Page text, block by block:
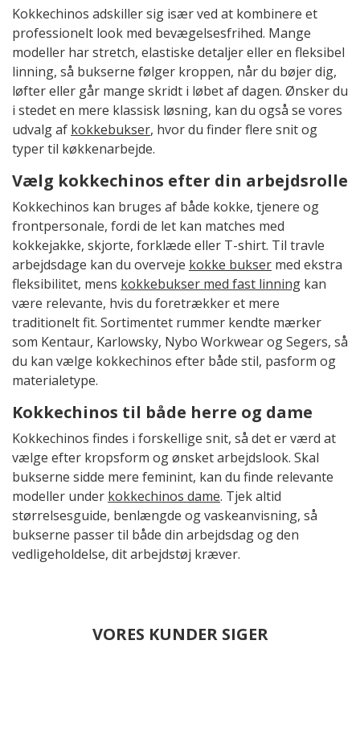
Kokkechinos adskiller sig især ved at kombinere et
professionelt look med bevægelsesfrihed. Mange
modeller har stretch, elastiske detaljer eller en fleksibel
linning, så bukserne følger kroppen, når du bøjer dig,
løfter eller går mange skridt i løbet af dagen. Ønsker du
i stedet en mere klassisk løsning, kan du også se vores
udvalg af kokkebukser, hvor du finder flere snit og
typer til køkkenarbejde.
Vælg kokkechinos efter din arbejdsrolle
Kokkechinos kan bruges af både kokke, tjenere og
frontpersonale, fordi de let kan matches med
kokkejakke, skjorte, forklæde eller T-shirt. Til travle
arbejdsdage kan du overveje kokke bukser med ekstra
fleksibilitet, mens kokkebukser med fast linning kan
være relevante, hvis du foretrækker et mere
traditionelt fit. Sortimentet rummer kendte mærker
som Kentaur, Karlowsky, Nybo Workwear og Segers, så
du kan vælge kokkechinos efter både stil, pasform og
materialetype.
Kokkechinos til både herre og dame
Kokkechinos findes i forskellige snit, så det er værd at
vælge efter kropsform og ønsket arbejdslook. Skal
bukserne sidde mere feminint, kan du finde relevante
modeller under kokkechinos dame. Tjek altid
størrelsesguide, benlængde og vaskeanvisning, så
bukserne passer til både din arbejdsdag og den
vedligeholdelse, dit arbejdstøj kræver.
VORES KUNDER SIGER